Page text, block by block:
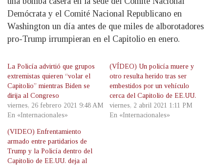
Demócrata y el Comité Nacional Republicano en
Washington un día antes de que miles de alborotadores
pro-Trump irrumpieran en el Capitolio en enero.
La Policía advirtió que grupos
extremistas quieren “volar el
Capitolio” mientras Biden se
dirija al Congreso
viernes, 26 febrero 2021 9:48 AM
En «Internacionales»
(VÍDEO) Un policía muere y
otro resulta herido tras ser
embestidos por un vehículo
cerca del Capitolio de EE.UU.
viernes, 2 abril 2021 1:11 PM
En «Internacionales»
(VIDEO) Enfrentamiento
armado entre partidarios de
Trump y la Policía dentro del
Capitolio de EE.UU. deja al